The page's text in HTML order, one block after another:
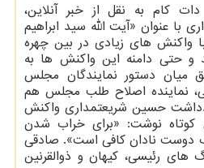
كام به نقل از خبر آنلاین،
با عنوان «آیت الله سید ابراهیم
واكنش های زیادی در بین چهره
و حتی دامنه این واكنش ها به
میان دستور نمایندگان مجلس
نماینده اصلاح طلب مجلس هم
حسین شریعتمداری واكنش
كوتاه نوشت: «برای خراب شدن
دوست نادان كافی است». صادقی
رئیسی، كیهان و ذوالقرنین